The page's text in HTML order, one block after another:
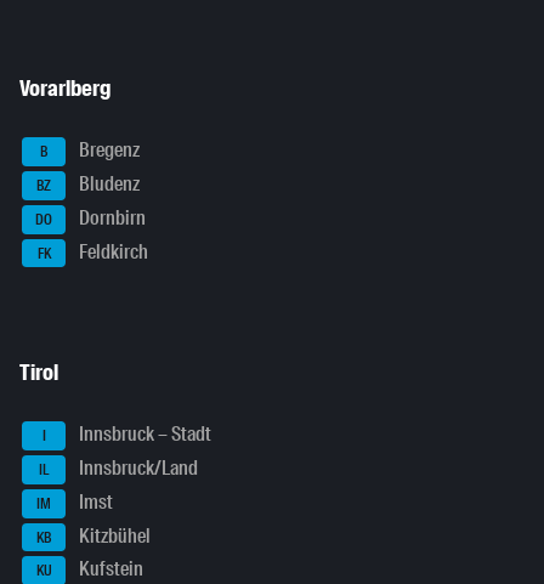
Vorarlberg
B Bregenz
BZ Bludenz
DO Dornbirn
FK Feldkirch
Tirol
I Innsbruck – Stadt
IL Innsbruck/Land
IM Imst
KB Kitzbühel
KU Kufstein